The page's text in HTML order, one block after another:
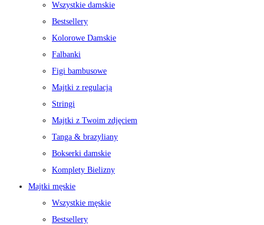
Wszystkie damskie
Bestsellery
Kolorowe Damskie
Falbanki
Figi bambusowe
Majtki z regulacją
Stringi
Majtki z Twoim zdjęciem
Tanga & brazyliany
Bokserki damskie
Komplety Bielizny
Majtki męskie
Wszystkie męskie
Bestsellery